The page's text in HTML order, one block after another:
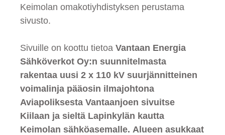
Keimolan omakotiyhdistyksen perustama
sivusto.
Sivuille on koottu tietoa Vantaan Energia
Sähköverkot Oy:n suunnitelmasta
rakentaa uusi 2 x 110 kV suurjännitteinen
voimalinja pääosin ilmajohtona
Aviapoliksesta Vantaanjoen sivuitse
Kiilaan ja sieltä Lapinkylän kautta
Keimolan sähköasemalle. Alueen asukkaat